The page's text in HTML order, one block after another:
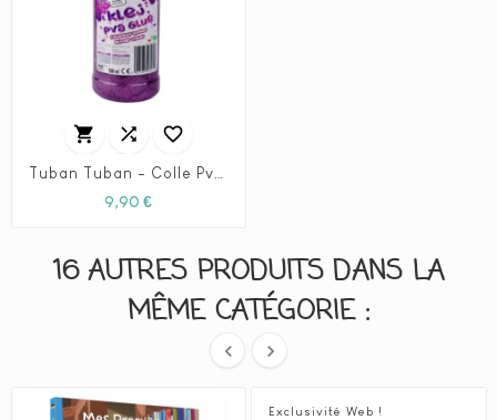
  
9,90 €Prix
16 AUTRES PRODUITS DANS LA
MÊME CATÉGORIE :
 
Exclusivité Web !